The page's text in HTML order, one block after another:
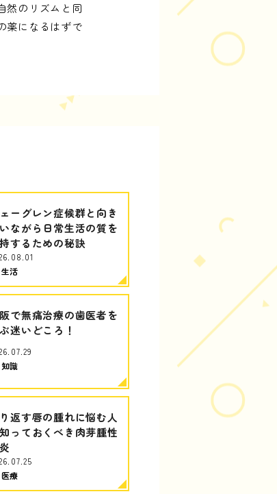
然のリズムと同
薬になるはずで
ーグレン症候群と向き
ながら日常生活の質を
するための秘訣
生活
で無痛治療の歯医者を
迷いどころ！
知識
返す唇の腫れに悩む人
っておくべき肉芽腫性
医療